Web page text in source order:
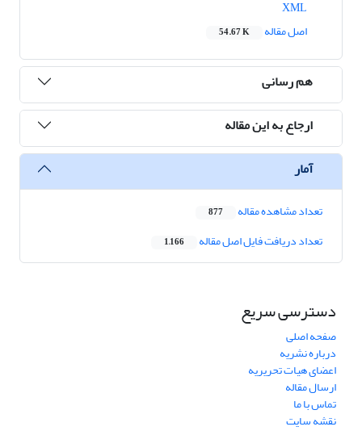
اصل مقاله
54.67 K
هم رسانی
ارجاع به این مقاله
آمار
تعداد مشاهده مقاله 877
تعداد دریافت فایل اصل مقاله 1,166
دسترسی سریع
صفحه اصلی
درباره نشریه
اعضای هیات تحریریه
ارسال مقاله
تماس با ما
نقشه سایت